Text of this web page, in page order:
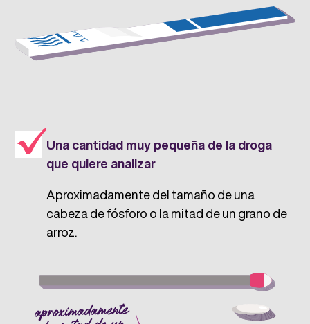
Una cantidad muy pequeña de la droga
que quiere analizar
Aproximadamente del tamaño de una
cabeza de fósforo o la mitad de un grano de
arroz.